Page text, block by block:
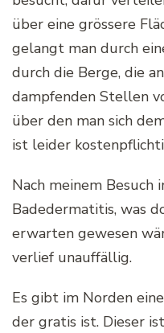
über eine grössere
gelangt man durch
durch die Berge, die
dampfenden Stellen
über den man sich
ist leider
Nach meinem Besuch
Badedermatitis, was
erwarten gewesen
verlief unauffällig.
Es gibt im Norden
der gratis ist. Dieser